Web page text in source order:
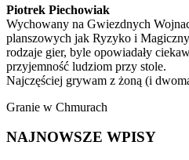
Piotrek Piechowiak
Wychowany na Gwiezdnych
planszowych jak Ryzyko i
rodzaje gier, byle opowiadały
przyjemność ludziom przy stole.
Najczęściej grywam z żoną (i
Granie w Chmurach
NAJNOWSZE WPISY